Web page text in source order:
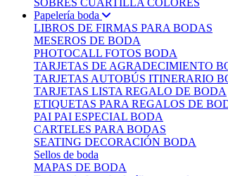
SOBRES CUARTILLA COLORES
Papelería boda
LIBROS DE FIRMAS PARA BODAS
MESEROS DE BODA
PHOTOCALL FOTOS BODA
TARJETAS DE AGRADECIMIENTO
TARJETAS AUTOBÚS ITINERARIO
TARJETAS LISTA REGALO DE BODA
ETIQUETAS PARA REGALOS DE
PAI PAI ESPECIAL BODA
CARTELES PARA BODAS
SEATING DECORACIÓN BODA
Sellos de boda
MAPAS DE BODA